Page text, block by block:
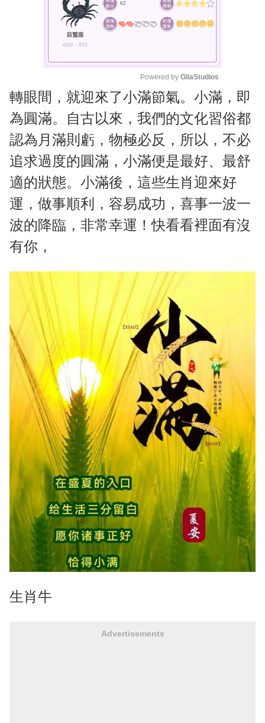
M
t
e
Powered by GliaStudios
轉眼間，就迎來了小滿節氣。小滿，即
為圓滿。自古以來，我們的文化習俗都
認為月滿則虧，物極必反，所以，不必
追求過度的圓滿，小滿便是最好、最舒
適的狀態。小滿後，這些生肖迎來好
運，做事順利，容易成功，喜事一波一
波的降臨，非常幸運！快看看裡面有沒
有你，
生肖牛
Advertisements